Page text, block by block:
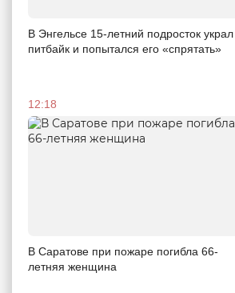
В Энгельсе 15-летний подросток украл
питбайк и попытался его «спрятать»
12:18
В Саратове при пожаре погибла 66-
летняя женщина